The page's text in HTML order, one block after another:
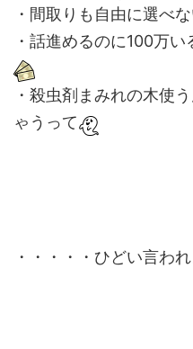
・間取りも自由に選べ
・話進めるのに100万
・殺虫剤まみれの木使
ゃうって
・・・・・ひどい言われ